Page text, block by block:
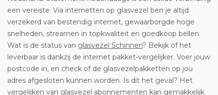
een vereiste. Via internetten op glasvezel ben je altijd
verzekerd van bestendig internet, gewaarborgde hoge
snelheden, streamen in topkwaliteit en goedkoop bellen.
Wat is de status van glasvezel Schinnen? Bekijk of het
leverbaar is dankzij de internet pakket-vergelijker. Voer jouw
postcode in, en check of de glasvezelpakketten op jou
adres afgesloten kunnen worden. Is dit het geval? Het
vergelijken van glasvezel abonnementen kan gemakkelijk